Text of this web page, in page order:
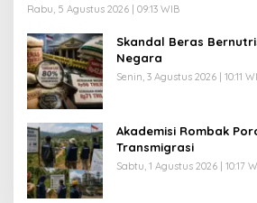
Rabu, 5 Agustus 2026 | 09:13 WIB
Skandal Beras
Negara
Senin, 3 Agustus 2026 | 10:11
Akademisi Rombak
Transmigrasi
Sabtu, 1 Agustus 2026 | 10:17